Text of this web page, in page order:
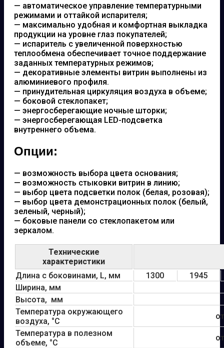
— автоматическое управление температурными
режимами и оттайкой испарителя;
— максимально удобная и комфортная выкладка
продукции на уровне глаз покупателей;
— испаритель с увеличенной поверхностью
теплообмена обеспечивает точное поддержание
заданных температурных режимов;
— декоративные элементы витрин выполнены из
алюминиевого профиля.
— принудительная циркуляция воздуха в объеме;
— боковой стеклопакет;
— энергосберегающие ночные шторки;
— энергосберегающая LED-подсветка
внутреннего объема.
Опции:
— возможность выбора цвета основания;
— возможность стыковки витрин в линию;
— выбор цвета подсветки полок (белая, розовая);
— выбор цвета демонстрационных полок (белый,
зеленый, черный);
— боковые панели со стеклопакетом или
зеркалом.
Технические
характеристики
Длина с боковинами, L, мм
1300
1945
Ширина, мм
Высота, мм
Температура окружающего
воздуха, °С
Температура в полезном
объеме, °С